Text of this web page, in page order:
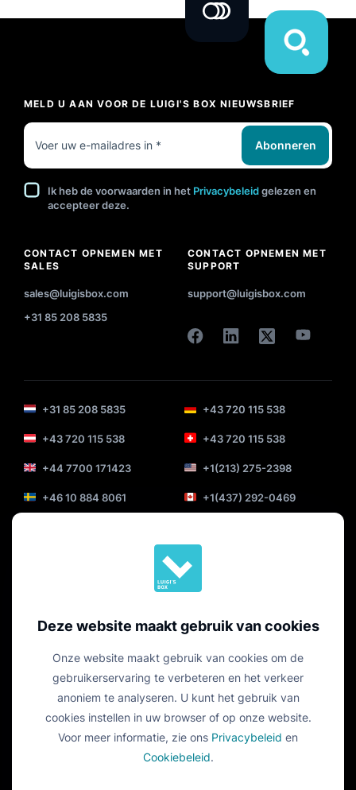
MELD U AAN VOOR DE LUIGI'S BOX NIEUWSBRIEF
Abonneren
Ik heb de voorwaarden in het Privacybeleidgelezen en
accepteer deze.
CONTACT OPNEMEN MET
SALES
sales@luigisbox.com
+31 85 208 5835
CONTACT OPNEMEN MET
SUPPORT
support@luigisbox.com
+31 85 208 5835 +43 720 115 538
+43 720 115 538 +43 720 115 538
+44 7700 171423 +1(213) 275-2398
+46 10 884 8061 +1(437) 292-0469
Deze website maakt gebruik van cookies
Onze website maakt gebruik van cookies om de
gebruikerservaring te verbeteren en het verkeer
anoniem te analyseren. U kunt het gebruik van
cookies instellen in uw browser of op onze website.
Voor meer informatie, zie ons Privacybeleid en
Cookiebeleid.